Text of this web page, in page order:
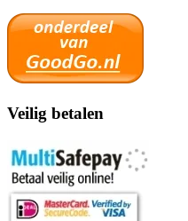
Veilig betalen